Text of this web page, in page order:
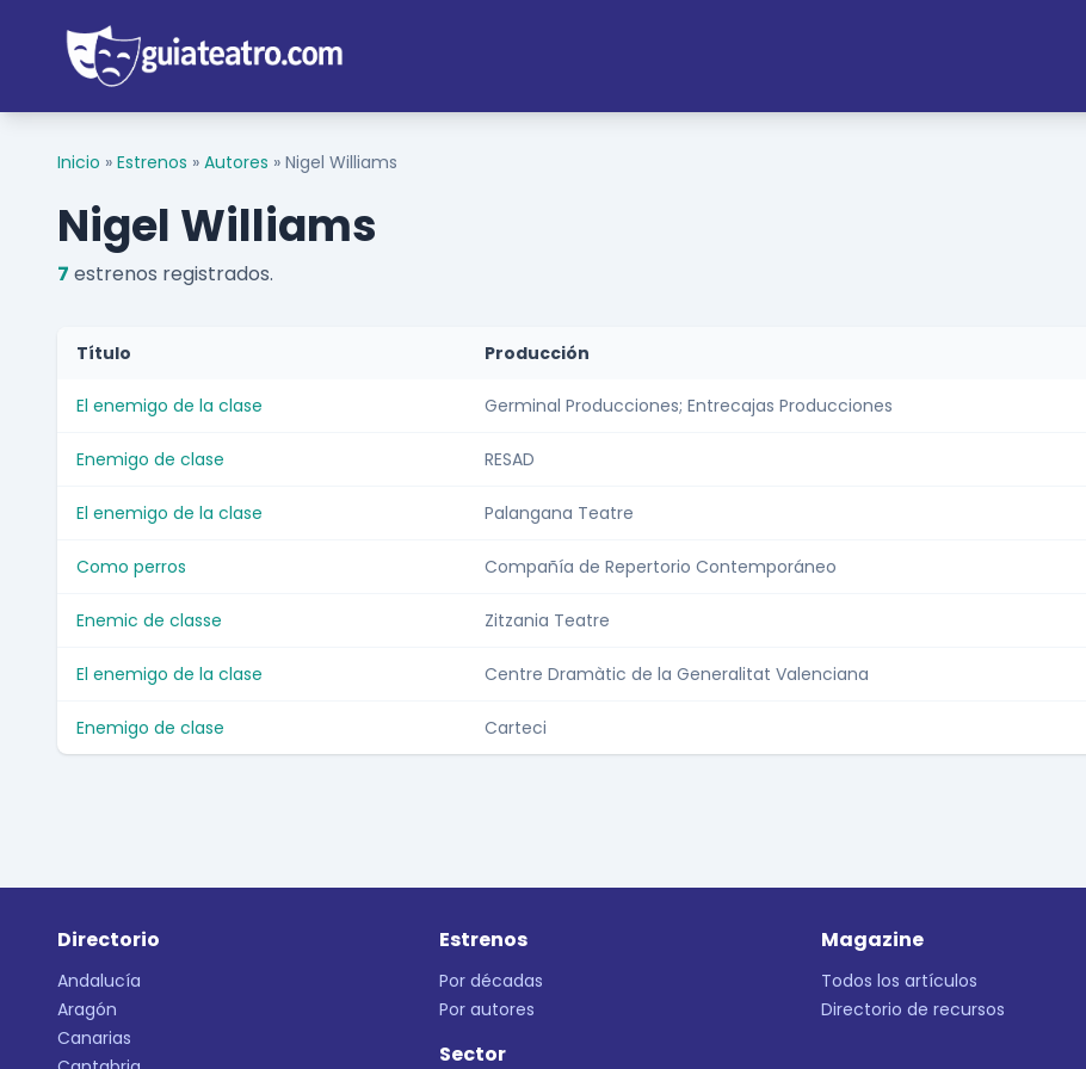
Inicio » Estrenos » Autores » Nigel Williams
Nigel Williams
7 estrenos registrados.
Título Producción
El enemigo de la clase Germinal Producciones; Entrecajas Producciones
Enemigo de clase RESAD
El enemigo de la clase Palangana Teatre
Como perros Compañía de Repertorio Contemporáneo
Enemic de classe Zitzania Teatre
El enemigo de la clase Centre Dramàtic de la Generalitat Valenciana
Enemigo de clase Carteci
Directorio
Andalucía
Aragón
Canarias
Estrenos
Por décadas
Por autores
Sector
Magazine
Todos los artículos
Directorio de recursos